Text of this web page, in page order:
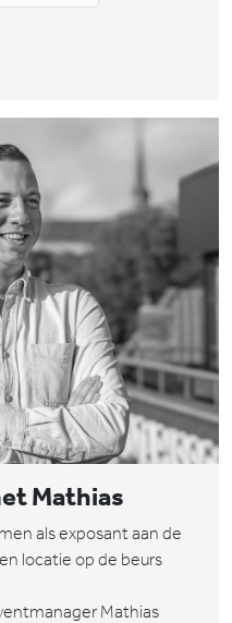
Mathias
als exposant aan de
locatie op de beurs
Mathias